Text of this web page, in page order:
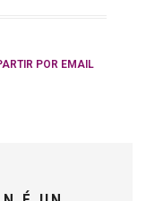
POR EMAIL